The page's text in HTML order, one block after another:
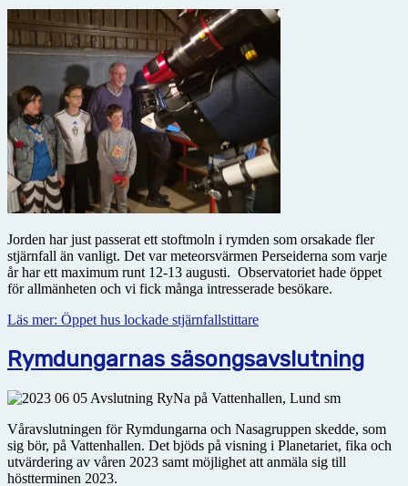
Jorden har just passerat ett stoftmoln i rymden som orsakade fler
stjärnfall än vanligt. Det var meteor­svärmen Perseiderna som varje
år har ett maximum runt 12-13 augusti. Observatoriet hade öppet
för allmänheten och vi fick många intresserade besökare.
Läs mer: Öppet hus lockade stjärnfallstittare
Rymdungarnas säsongsavslutning
Våravslutningen för Rymdungarna och Nasagruppen skedde, som
sig bör, på Vattenhallen. Det bjöds på visning i Planetariet, fika och
utvärdering av våren 2023 samt möjlighet att anmäla sig till
höstterminen 2023.